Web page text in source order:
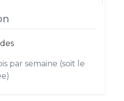
par semaine (soit le